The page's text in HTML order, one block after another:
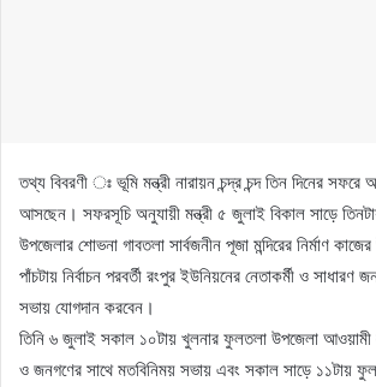
তথ্য বিবরণী ঃ ভূমি মন্ত্রী নারায়ন চন্দ্র চন্দ তিন দিনের
আসছেন। সফরসূচি অনুযায়ী মন্ত্রী ৫ জুলাই বিকাল সাড়ে
উপজেলার শোভনা গাবতলা সার্বজনীন পূজা মন্দিরের নির্মাণ
পাঁচটায় নির্বাচন পরবর্তী রংপুর ইউনিয়নের নেতাকর্মী ও সাধারণ
সভায় যোগদান করবেন।
তিনি ৬ জুলাই সকাল ১০টায় খুলনার ফুলতলা উপজেলা আওয়ামী
ও জনগণের সাথে মতবিনিময় সভায় এবং সকাল সাড়ে ১১টায়